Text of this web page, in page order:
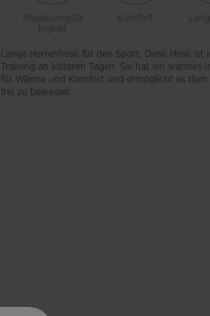
Anpassungsfä
higkeit
Komfort
Lange Herrenhose für den Sport. Diese Hose ist
Training an kälteren Tagen. Sie hat ein warmes
für Wärme und Komfort und ermöglicht es dem
frei zu bewegen.